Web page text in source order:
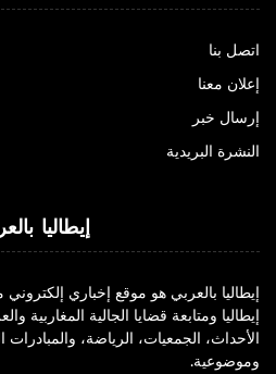
اتصل بنا
إعلان معنا
إرسال خبر
النشرة البريدية
إيطاليا
إيطاليا بالعربي هو موقع إخباري
إيطاليا ومتابعة قضايا الجالية المغاربية
الأحداث، الجمعيات، الرياضة، والمبادرات
وموضوعية.